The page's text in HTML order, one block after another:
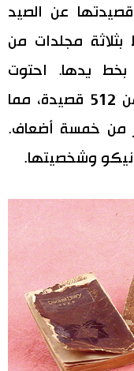
عن الصيد
بثلاثة مجلدات من
بخط يدها. احتوت
المجلدات معا على نسخ جميلة من 512 قصيدة، مما
من خمسة أضعاف.
وشخصيتها.